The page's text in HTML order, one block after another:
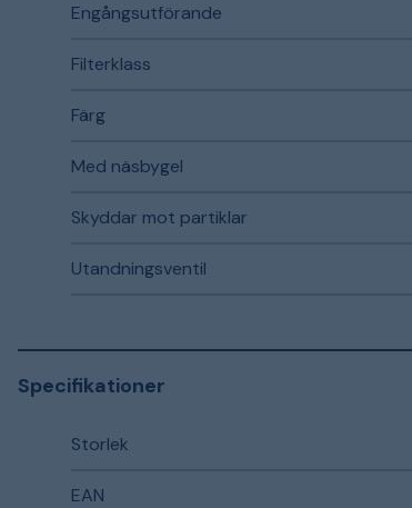
Engångsutförande
Filterklass
Färg
Med näsbygel
Skyddar mot partiklar
Utandningsventil
Specifikationer
Storlek
EAN